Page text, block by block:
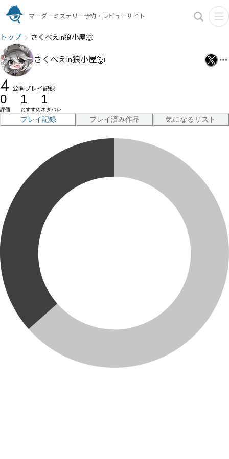
マーダーミステリー予約・レビューサイト
トップ さくべえin狼小屋🐺
さくべえin狼小屋🐺
4 公開プレイ記録
0
評価
1
おすすめ
1
ネタバレ
プレイ記録 プレイ済み作品 気になるリスト